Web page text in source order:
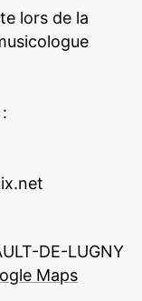
lors de la
DE-LUGNY
Maps